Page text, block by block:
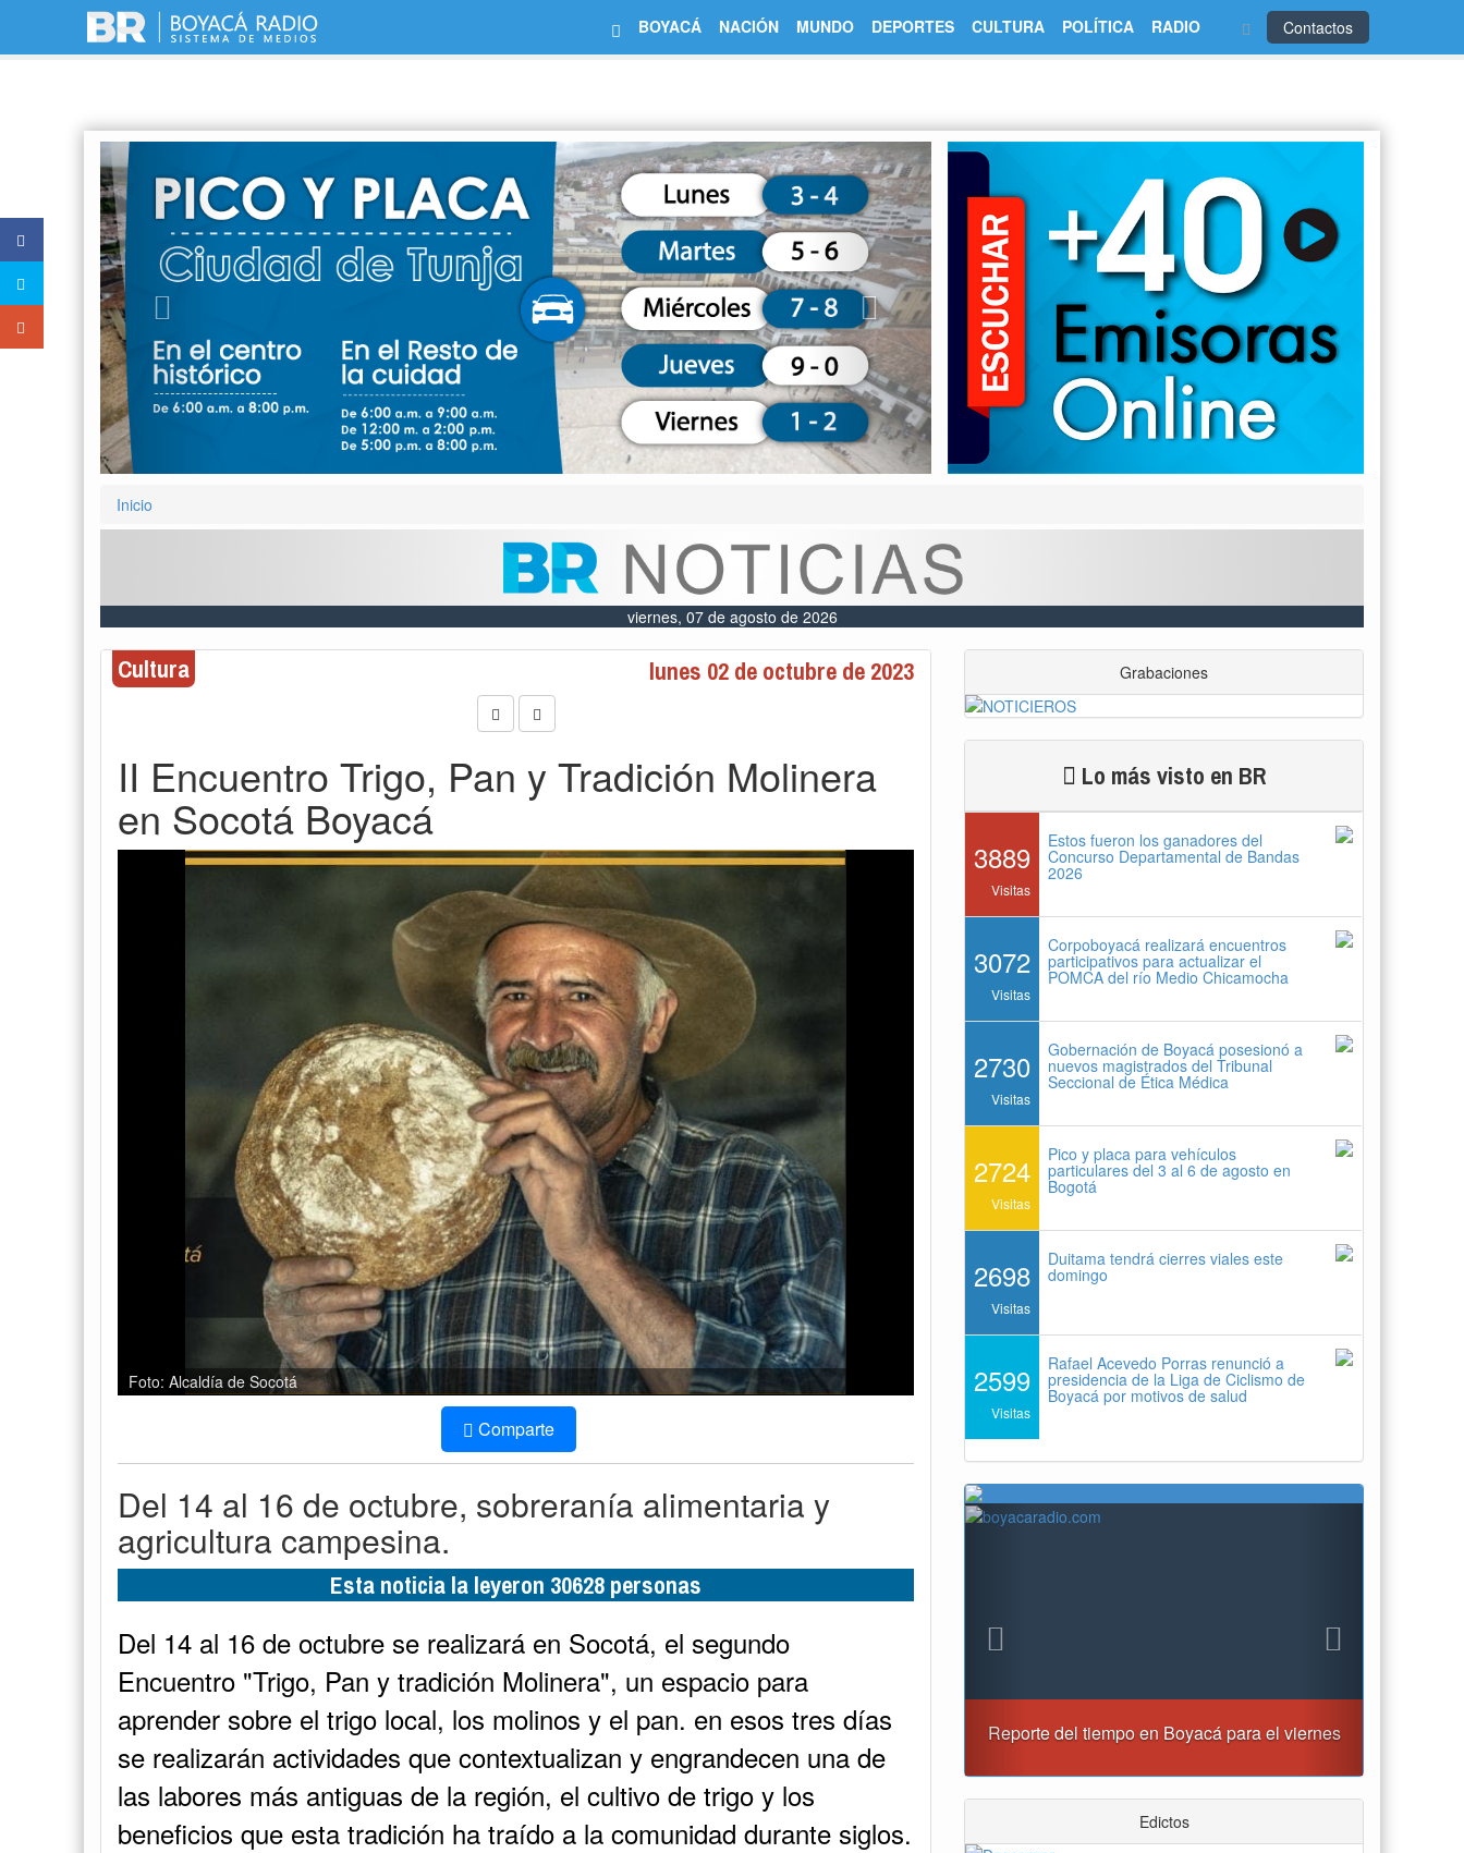
Contactos
BOYACÁ NACIÓN MUNDO DEPORTES CULTURA POLÍTICA RADIO
Next
Inicio
viernes, 07 de agosto de 2026
Cultura lunes 02 de octubre de 2023
II Encuentro Trigo, Pan y Tradición Molinera
en Socotá Boyacá
Foto: Alcaldía de Socotá
Comparte
Del 14 al 16 de octubre, sobreranía alimentaria y
agricultura campesina.
Esta noticia la leyeron 30628 personas
Del 14 al 16 de octubre se realizará en Socotá, el segundo
Encuentro "Trigo, Pan y tradición Molinera", un espacio para
aprender sobre el trigo local, los molinos y el pan. en esos tres días
se realizarán actividades que contextualizan y engrandecen una de
las labores más antiguas de la región, el cultivo de trigo y los
beneficios que esta tradición ha traído a la comunidad durante siglos.
Grabaciones
Lo más visto en BR
3889
Visitas
Estos fueron los ganadores del
Concurso Departamental de Bandas
2026
3072
Visitas
Corpoboyacá realizará encuentros
participativos para actualizar el
POMCA del río Medio Chicamocha
2730
Visitas
Gobernación de Boyacá posesionó a
nuevos magistrados del Tribunal
Seccional de Ética Médica
2724
Visitas
Pico y placa para vehículos
particulares del 3 al 6 de agosto en
Bogotá
2698
Visitas
Duitama tendrá cierres viales este
domingo
2599
Visitas
Rafael Acevedo Porras renunció a
presidencia de la Liga de Ciclismo de
Boyacá por motivos de salud
Reporte del tiempo en Boyacá para el viernes
“Tunja nos ha dado demasiado y no podemos
Previous
Edictos